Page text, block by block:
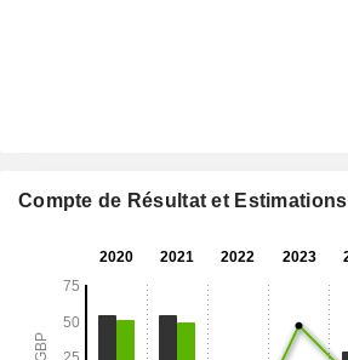
Compte de Résultat et Estimations